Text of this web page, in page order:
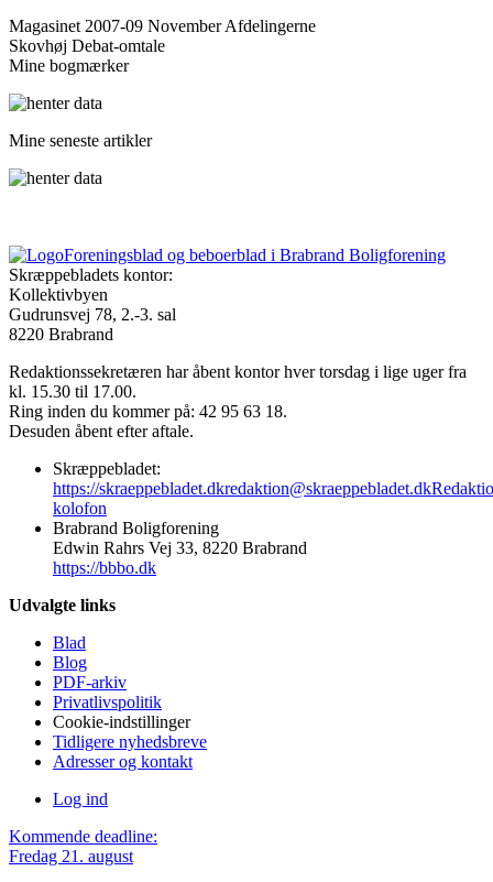
Magasinet 2007-09 November Afdelingerne
Skovhøj Debat-omtale
Mine bogmærker
Mine seneste artikler
Foreningsblad og beboerblad i Brabrand Boligforening
Skræppebladets kontor:
Kollektivbyen
Gudrunsvej 78, 2.-3. sal
8220 Brabrand
Redaktionssekretæren har åbent kontor hver torsdag i lige uger fra
kl. 15.30 til 17.00.
Ring inden du kommer på: 42 95 63 18.
Desuden åbent efter aftale.
Skræppebladet:
https://skraeppebladet.dkredaktion@skraeppebladet.dk
kolofon
Brabrand Boligforening
Edwin Rahrs Vej 33, 8220 Brabrand
https://bbbo.dk
Udvalgte links
Blad
Blog
PDF-arkiv
Privatlivspolitik
Cookie-indstillinger
Tidligere nyhedsbreve
Adresser og kontakt
Log ind
Kommende deadline:
Fredag 21. august